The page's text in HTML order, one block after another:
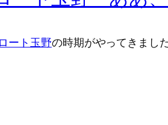
ート玉野の時期がやってきまし